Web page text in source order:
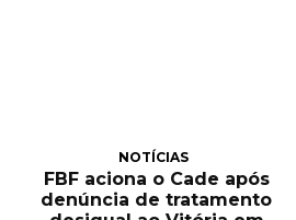
NOTÍCIAS
FBF aciona o Cade após
denúncia de tratamento